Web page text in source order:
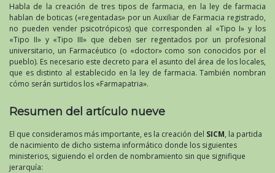
Habla de la creación de tres tipos de farmacia, en la ley de farmacia
hablan de boticas («regentadas» por un Auxiliar de Farmacia registrado,
no pueden vender psicotrópicos) que corresponden al «Tipo I» y los
«Tipo II» y «Tipo III» que deben ser regentados por un profesional
universitario, un Farmacéutico (o «doctor» como son conocidos por el
pueblo). Es necesario este decreto para el asunto del área de los locales,
que es distinto al establecido en la ley de farmacia. También nombran
cómo serán surtidos los «Farmapatria».
Resumen del artículo nueve
El que consideramos más importante, es la creación del SICM, la partida
de nacimiento de dicho sistema informático donde los siguientes
ministerios, siguiendo el orden de nombramiento sin que signifique
jerarquía: